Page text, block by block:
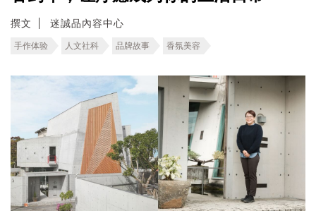
撰文 迷誠品內容中心
手作体验 人文社科 品牌故事 香氛美容